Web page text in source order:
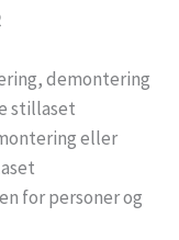
demontering
stillaset
eller
for personer og